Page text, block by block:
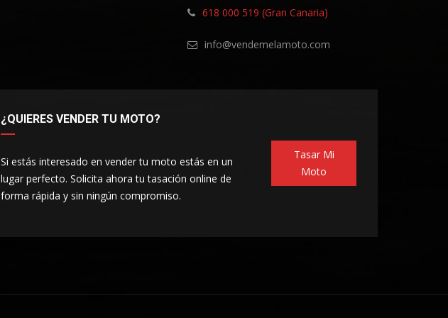
618 000 519 (Gran Canaria)
info@vendemelamoto.com
¿QUIERES VENDER TU MOTO?
Si estás interesado en vender tu moto estás en un
lugar perfecto. Solicita ahora tu tasación online de
forma rápida y sin ningún compromiso.
Tasar Mi
Moto